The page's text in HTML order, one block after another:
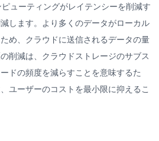
ューティングがレイテンシーを削減す
します。より多くのデータがローカル
め、クラウドに送信されるデータの量
削減は、クラウドストレージのサブス
ドの頻度を減らすことを意味するた
ユーザーのコストを最小限に抑えるこ